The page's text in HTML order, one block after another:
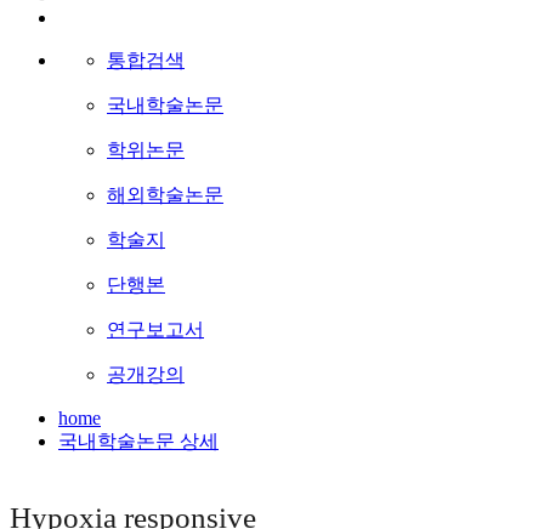
통합검색
국내학술논문
학위논문
해외학술논문
학술지
단행본
연구보고서
공개강의
home
국내학술논문 상세
Hypoxia responsive